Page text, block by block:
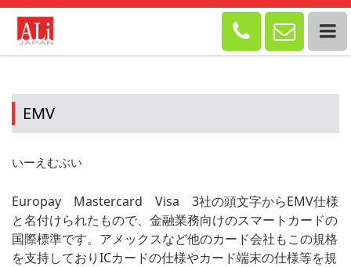
 
EMV
いーえむぶい
Europay Mastercard Visa 3社の頭文字からEMV仕様
と名付けられたもので、金融業務向けのスマートカードの
国際標準です。アメックスなど他のカード会社もこの規格
を支持しておりICカードの仕様やカード端末の仕様等を規